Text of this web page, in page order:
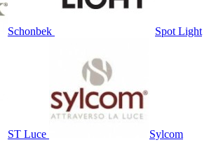
Schonbek Spot Light
ST Luce Sylcom